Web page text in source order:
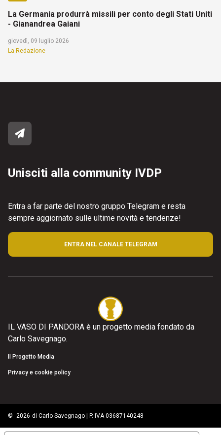
La Germania produrrà missili per conto degli Stati Uniti
- Gianandrea Gaiani
giovedì, 09 luglio 2026
La Redazione
Unisciti alla community IVDP
Entra a far parte del nostro gruppo Telegram e resta
sempre aggiornato sulle ultime novità e tendenze!
ENTRA NEL CANALE TELEGRAM
IL VASO DI PANDORA è un progetto media fondato da
Carlo Savegnago.
Il Progetto Media
Privacy e cookie policy
© 2026 di Carlo Savegnago | P. IVA 03687140248